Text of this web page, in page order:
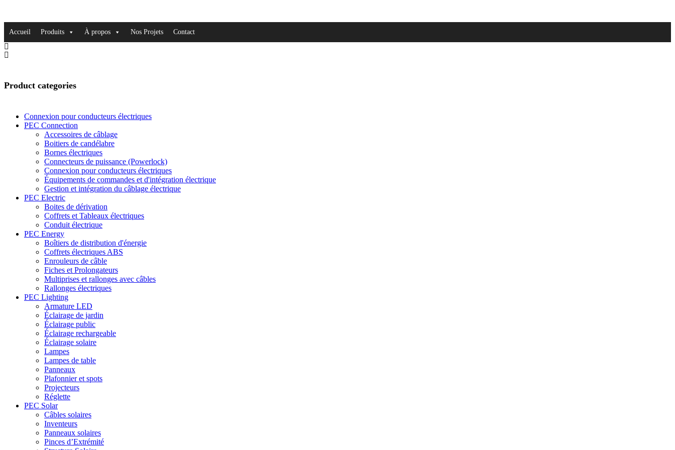
Accueil Produits À propos Nos Projets Contact
Product categories
Connexion pour conducteurs électriques
PEC Connection
Accessoires de câblage
Boitiers de candélabre
Bornes électriques
Connecteurs de puissance (Powerlock)
Connexion pour conducteurs électriques
Équipements de commandes et d'intégration électrique
Gestion et intégration du câblage électrique
PEC Electric
Boites de dérivation
Coffrets et Tableaux électriques
Conduit électrique
PEC Energy
Boîtiers de distribution d'énergie
Coffrets électriques ABS
Enrouleurs de câble
Fiches et Prolongateurs
Multiprises et rallonges avec câbles
Rallonges électriques
PEC Lighting
Armature LED
Éclairage de jardin
Éclairage public
Éclairage rechargeable
Éclairage solaire
Lampes
Lampes de table
Panneaux
Plafonnier et spots
Projecteurs
Réglette
PEC Solar
Câbles solaires
Inventeurs
Panneaux solaires
Pinces d’Extrémité